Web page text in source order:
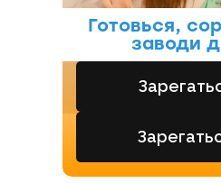
Готовься,
заводи